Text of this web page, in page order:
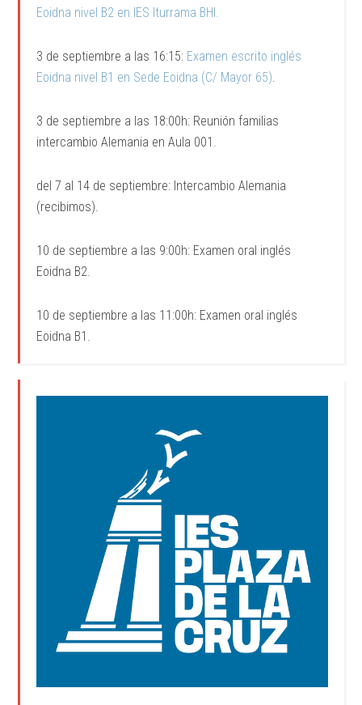
Eoidna nivel B2 en IES Iturrama BHI.
3 de septiembre a las 16:15: Examen escrito inglés
Eoidna nivel B1 en Sede Eoidna (C/ Mayor 65)
3 de septiembre a las 18:00h: Reunión familias
intercambio Alemania en Aula 001.
del 7 al 14 de septiembre: Intercambio Alemania
(recibimos).
10 de septiembre a las 9:00h: Examen oral inglés
Eoidna B2.
10 de septiembre a las 11:00h: Examen oral inglés
Eoidna B1.